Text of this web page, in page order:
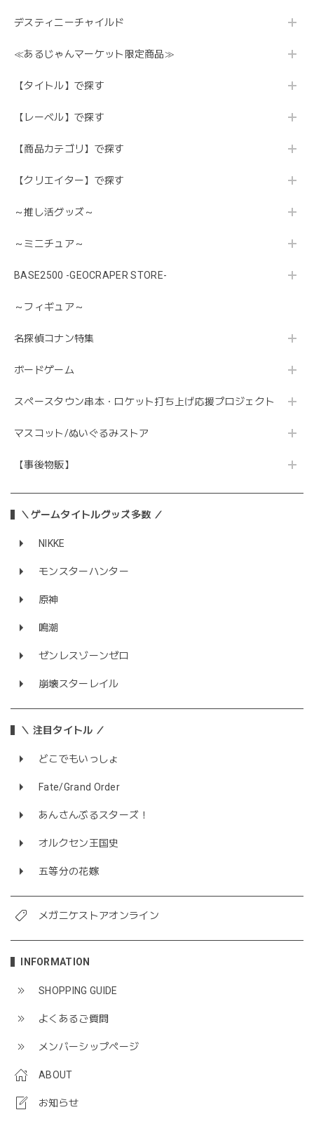
デスティニーチャイルド
≪あるじゃんマーケット限定商品≫
【タイトル】で探す
【レーベル】で探す
【商品カテゴリ】で探す
【クリエイター】で探す
～推し活グッズ～
～ミニチュア～
BASE2500 -GEOCRAPER STORE-
～フィギュア～
名探偵コナン特集
ボードゲーム
スペースタウン串本・ロケット打ち上げ応援プロジェクト
マスコット/ぬいぐるみストア
【事後物販】
＼ゲームタイトルグッズ多数 ／
NIKKE
モンスターハンター
原神
鳴潮
ゼンレスゾーンゼロ
崩壊スターレイル
＼ 注目タイトル ／
どこでもいっしょ
Fate/Grand Order
あんさんぶるスターズ！
オルクセン王国史
五等分の花嫁
メガニケストアオンライン
INFORMATION
SHOPPING GUIDE
よくあるご質問
メンバーシップページ
ABOUT
お知らせ